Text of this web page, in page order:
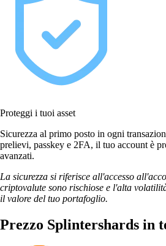
Proteggi i tuoi asset
Sicurezza al primo posto in ogni
prelievi, passkey e 2FA, il tuo account è
avanzati.
La sicurezza si riferisce all'accesso
criptovalute sono rischiose e l'alta
il valore del tuo portafoglio.
Prezzo Splintershards in